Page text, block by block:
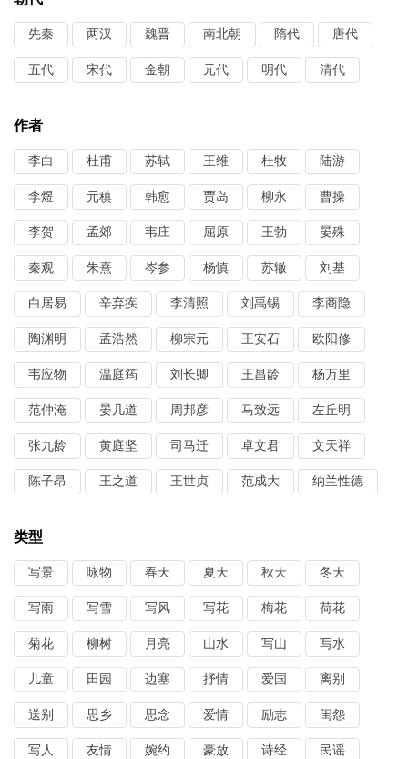
先秦 两汉 魏晋 南北朝 隋代 唐代
五代 宋代 金朝 元代 明代 清代
作者
李白 杜甫 苏轼 王维 杜牧 陆游
李煜 元稹 韩愈 贾岛 柳永 曹操
李贺 孟郊 韦庄 屈原 王勃 晏殊
秦观 朱熹 岑参 杨慎 苏辙 刘基
白居易 辛弃疾 李清照 刘禹锡 李商隐
陶渊明 孟浩然 柳宗元 王安石 欧阳修
韦应物 温庭筠 刘长卿 王昌龄 杨万里
范仲淹 晏几道 周邦彦 马致远 左丘明
张九龄 黄庭坚 司马迁 卓文君 文天祥
陈子昂 王之道 王世贞 范成大 纳兰性德
类型
写景 咏物 春天 夏天 秋天 冬天
写雨 写雪 写风 写花 梅花 荷花
菊花 柳树 月亮 山水 写山 写水
儿童 田园 边塞 抒情 爱国 离别
送别 思乡 思念 爱情 励志 闺怨
写人 友情 婉约 豪放 诗经 民谣